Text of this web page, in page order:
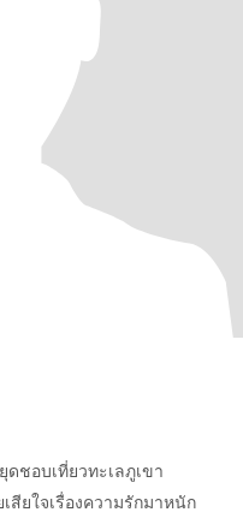
ชอบเที่ยวทะเลภูเขา
สียใจเรื่องความรักมาหนัก